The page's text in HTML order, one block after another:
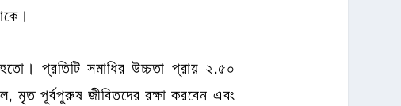
প্রতিটি সমাধির উচ্চতা প্রায় ২.৫০
মৃত পূর্বপুরুষ জীবিতদের রক্ষা করবেন এবং